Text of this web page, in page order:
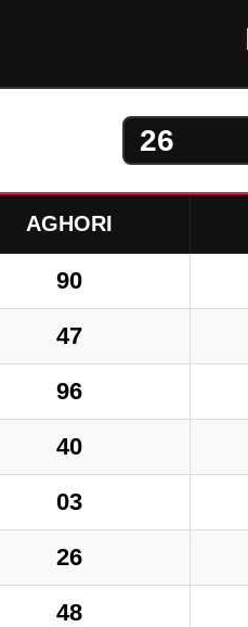
AGHORI
90
47
96
40
03
26
48